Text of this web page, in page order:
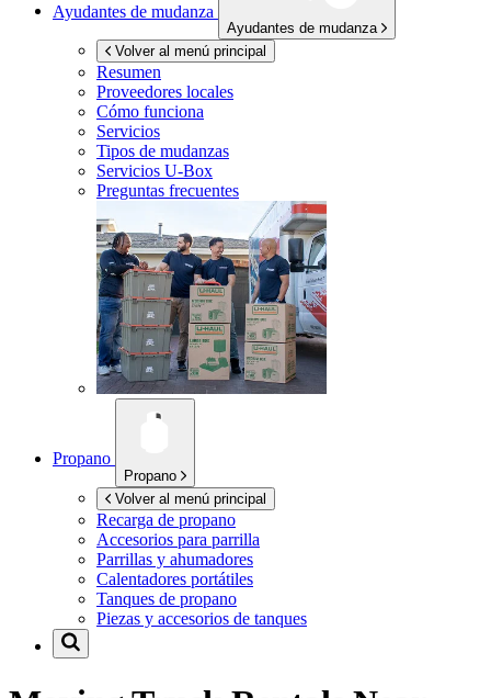
Ayudantes de mudanza
Ayudantes de mudanza
Volver al menú principal
Resumen
Proveedores locales
Cómo funciona
Servicios
Tipos de mudanzas
Servicios U-Box
Preguntas frecuentes
Propano
Propano
Volver al menú principal
Recarga de propano
Accesorios para parrilla
Parrillas y ahumadores
Calentadores portátiles
Tanques de propano
Piezas y accesorios de tanques